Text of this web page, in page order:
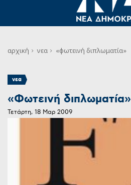
αρχική νεα «φωτεινή διπλωματία»
νεα
«Φωτεινή διπλωματία»
Τετάρτη, 18 Μαρ 2009